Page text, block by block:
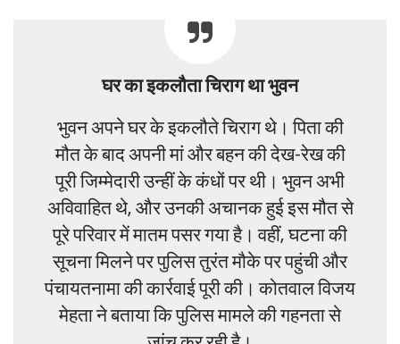
घर का इकलौता चिराग था भुवन
भुवन अपने घर के इकलौते चिराग थे। पिता की
मौत के बाद अपनी मां और बहन की देख-रेख की
पूरी जिम्मेदारी उन्हीं के कंधों पर थी। भुवन अभी
अविवाहित थे, और उनकी अचानक हुई इस मौत से
पूरे परिवार में मातम पसर गया है। वहीं, घटना की
सूचना मिलने पर पुलिस तुरंत मौके पर पहुंची और
पंचायतनामा की कार्रवाई पूरी की। कोतवाल विजय
मेहता ने बताया कि पुलिस मामले की गहनता से